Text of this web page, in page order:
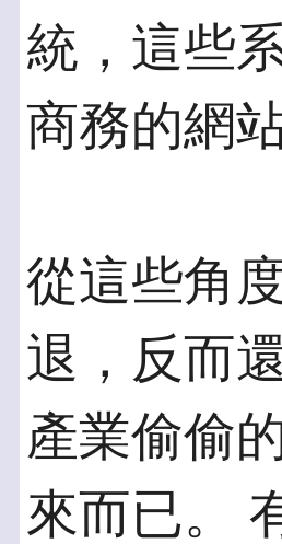
統，這些
商務的網站
從這些角
退，反而
產業偷偷
來而已。